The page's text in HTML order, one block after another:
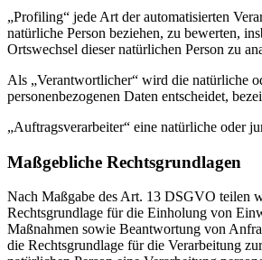
„Profiling“ jede Art der automatisierten
natürliche Person beziehen, zu bewerten,
Ortswechsel dieser natürlichen Person zu
Als „Verantwortlicher“ wird die natürliche
personenbezogenen Daten entscheidet,
„Auftragsverarbeiter“ eine natürliche oder
Maßgebliche Rechtsgrundlagen
Nach Maßgabe des Art. 13 DSGVO teilen
Rechtsgrundlage für die Einholung von
Maßnahmen sowie Beantwortung von
die Rechtsgrundlage für die Verarbeitung